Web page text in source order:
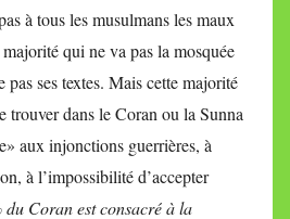
à tous les musulmans les maux
qui ne va pas la mosquée
ses textes. Mais cette majorité
trouver dans le Coran ou la Sunna
aux injonctions guerrières, à
à l’impossibilité d’accepter
du Coran est consacré à la